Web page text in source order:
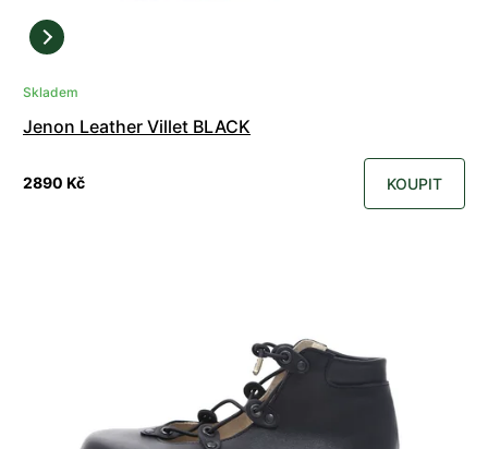
Skladem
Jenon Leather Villet BLACK
2890 Kč KOUPIT